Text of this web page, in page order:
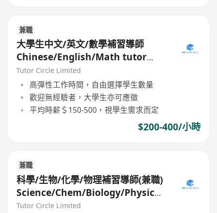
兼職
大學生中文/英文/數學補習導師
Chinese/English/Math tutor
(Part Time/Freelancer)
Tutor Circle Limited
高彈性工作時間，自由選擇學生數量
歡迎無經驗者，大學生亦可應徵
平均時薪＄150-500，視學生需求而定
$200-400/小時
兼職
科學/生物/化學/物理補習導師(兼職)
Science/Chem/Biology/Physics
tutor (Part Time/Freelance)
Tutor Circle Limited